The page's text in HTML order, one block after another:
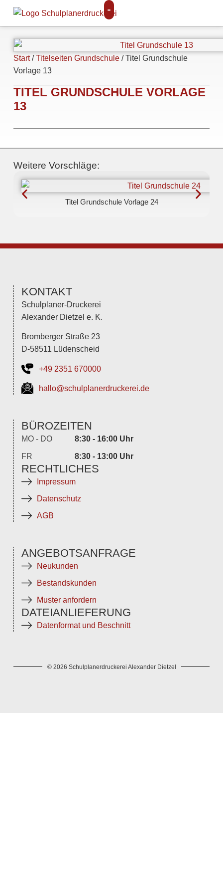
Start/Titelseiten Grundschule/ Titel Grundschule
Vorlage 13
TITEL GRUNDSCHULE VORLAGE
13
Weitere Vorschläge:
Titel Grundschule Vorlage 24
KONTAKT
Schulplaner-Druckerei
Alexander Dietzel e. K.
Bromberger Straße 23
D-58511 Lüdenscheid
+49 2351 670000
hallo@schulplanerdruckerei.de
BÜROZEITEN
MO - DO 8:30 - 16:00 Uhr
FR 8:30 - 13:00 Uhr
RECHTLICHES
Impressum
Datenschutz
AGB
ANGEBOTSANFRAGE
Neukunden
Bestandskunden
Muster anfordern
DATEIANLIEFERUNG
Datenformat und Beschnitt
© 2026 Schulplanerdruckerei Alexander Dietzel